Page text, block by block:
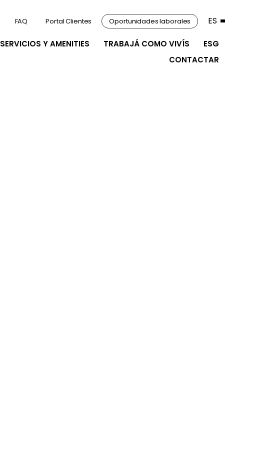
SERVICIOS Y AMENITIES TRABAJÁ COMO VIVÍS
ESG
CONTACTAR
FAQ Portal Clientes Oportunidades laborales ES